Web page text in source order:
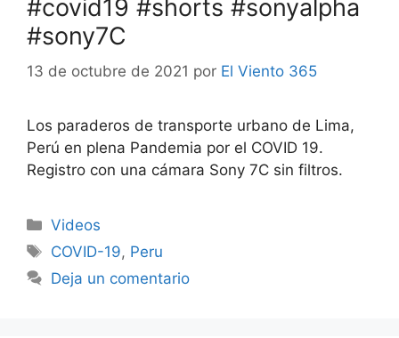
#covid19 #shorts #sonyalpha
#sony7C
13 de octubre de 2021 por El Viento 365
Los paraderos de transporte urbano de Lima,
Perú en plena Pandemia por el COVID 19.
Registro con una cámara Sony 7C sin filtros.
Categorías
Videos
Etiquetas
COVID-19, Peru
Deja un comentario